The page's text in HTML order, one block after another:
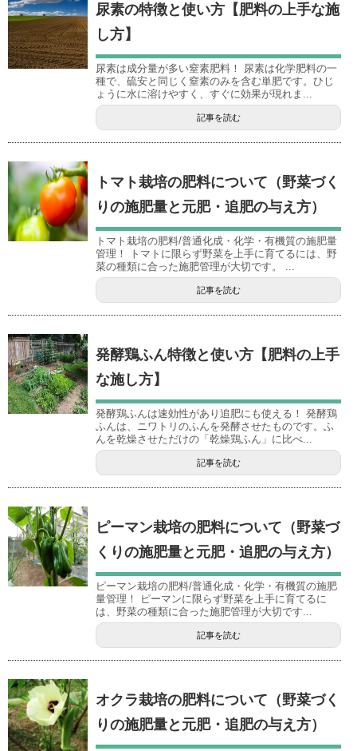
尿素の特徴と使い方【肥料の上手な施
し方】
尿素は成分量が多い窒素肥料！ 尿素は化学肥料の一
種で、硫安と同じく窒素のみを含む単肥です。ひじ
ょうに水に溶けやすく、すぐに効果が現れま...
記事を読む
トマト栽培の肥料について（野菜づく
りの施肥量と元肥・追肥の与え方）
トマト栽培の肥料/普通化成・化学・有機質の施肥量
管理！ トマトに限らず野菜を上手に育てるには、野
菜の種類に合った施肥管理が大切です。 ...
記事を読む
発酵鶏ふん特徴と使い方【肥料の上手
な施し方】
発酵鶏ふんは速効性があり追肥にも使える！ 発酵鶏
ふんは、ニワトリのふんを発酵させたものです。ふ
んを乾燥させただけの「乾燥鶏ふん」に比べ...
記事を読む
ピーマン栽培の肥料について（野菜づ
くりの施肥量と元肥・追肥の与え方）
ピーマン栽培の肥料/普通化成・化学・有機質の施肥
量管理！ ピーマンに限らず野菜を上手に育てるに
は、野菜の種類に合った施肥管理が大切です...
記事を読む
オクラ栽培の肥料について（野菜づく
りの施肥量と元肥・追肥の与え方）